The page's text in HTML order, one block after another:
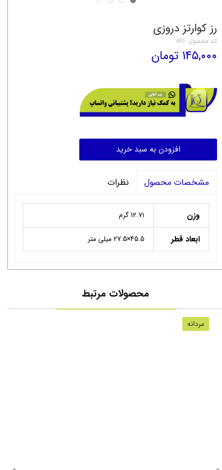
رز کوارتز دروزی
کد محصول: 601
۱۴۵,۰۰۰ تومان
افزودن به سبد خرید
مشخصات محصول نظرات
وزن 12.۷۱ گرم
ابعاد قطر 45.5×27.5 میلی متر
محصولات مرتبط
مردانه